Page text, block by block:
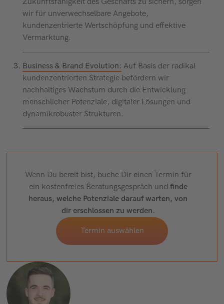
wir für unverwechselbare Angebote,
kundenzentrierte Wertschöpfung und effektive
Vermarktung.
Business & Brand Evolution: Auf Basis der radikal
kundenzentrierten Strategie befördern wir
nachhaltiges Wachstum durch die Entwicklung
menschlicher Potenziale, digitaler Lösungen und
dynamikrobuster Strukturen.
Wenn Du bereit bist, buche Dir einen Termin für
ein kostenfreies Beratungsgespräch und finde
heraus, welche Potenziale darauf warten, von
dir erschlossen zu werden.
Termin auswählen